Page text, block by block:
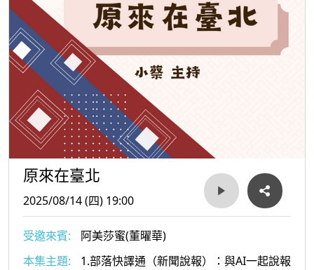
原來在臺北
2025/08/14 (四) 19:00
受邀來賓:
阿美莎蜜(董曜華)
本集主題:
1.部落快譯通（新聞說報）：與AI一起說報